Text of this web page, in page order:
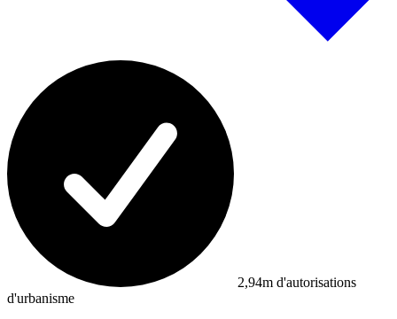
2,94m d'autorisations
d'urbanisme